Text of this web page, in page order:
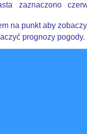
zaznaczono
na punkt aby
prognozy pogody.